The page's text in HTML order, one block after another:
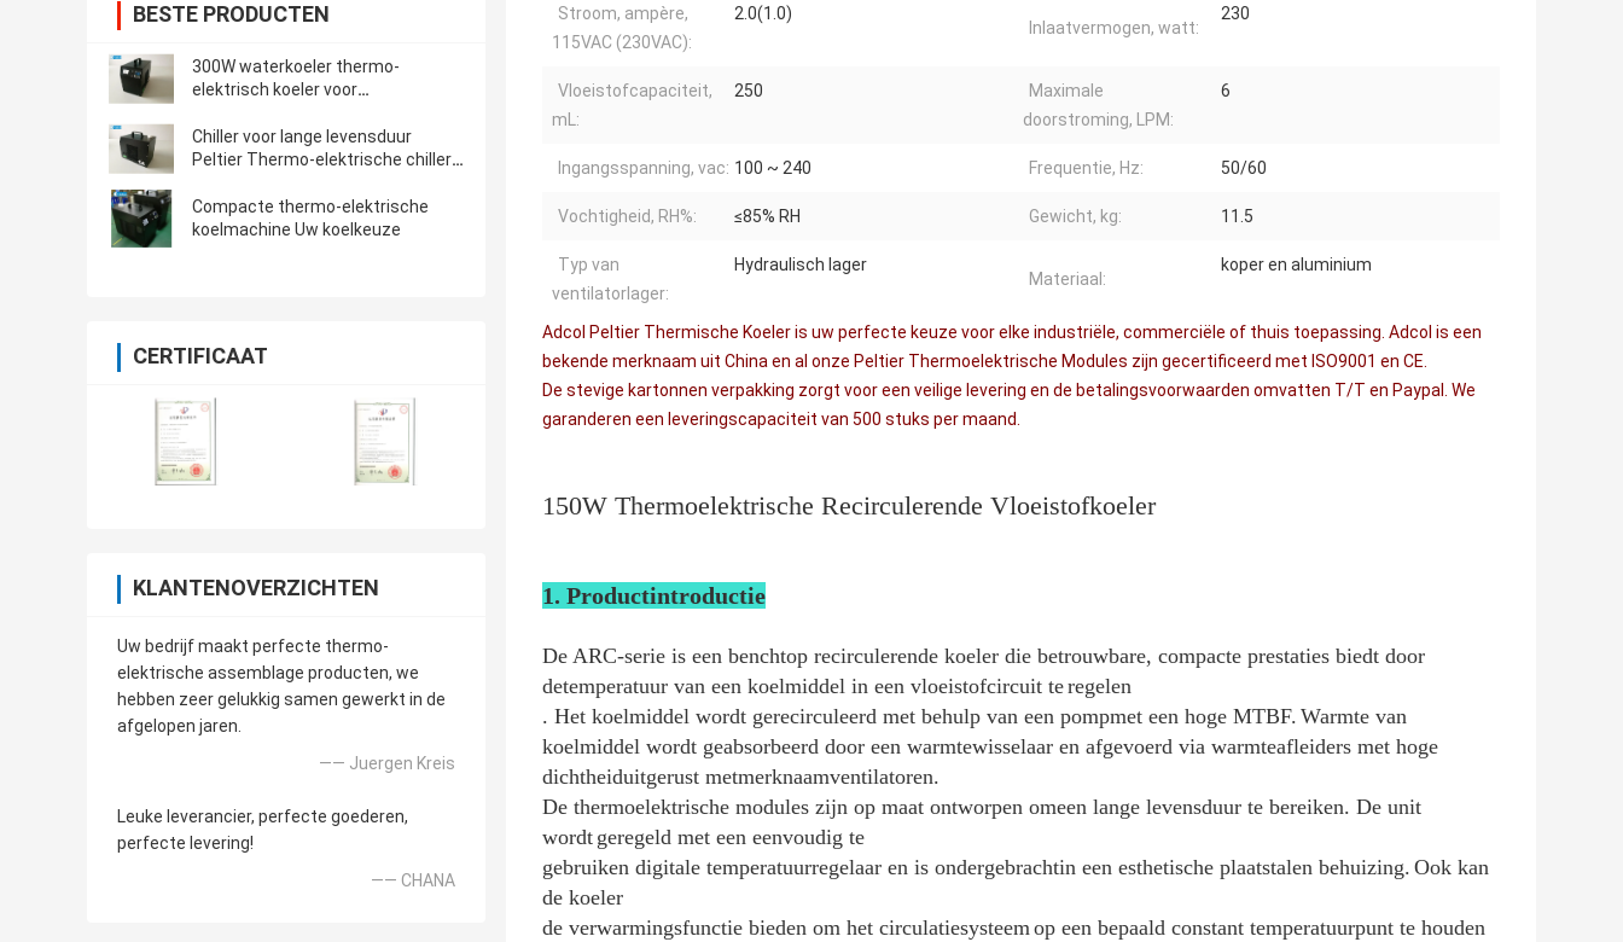
BESTE PRODUCTEN
300W waterkoeler thermo-
elektrisch koeler voor
Chiller voor lange levensduur
Peltier Thermo-elektrische chiller
Compacte thermo-elektrische
koelmachine Uw koelkeuze
CERTIFICAAT
KLANTENOVERZICHTEN
Uw bedrijf maakt perfecte thermo-
elektrische assemblage producten, we
hebben zeer gelukkig samen gewerkt in de
afgelopen jaren.
—— Juergen Kreis
Leuke leverancier, perfecte goederen,
perfecte levering!
—— CHANA
Stroom, ampère,
115VAC (230VAC):
2.0(1.0)
Inlaatvermogen, watt:
230
Vloeistofcapaciteit,
mL:
250
Maximale
doorstroming, LPM:
6
Ingangsspanning, vac: 100 ~ 240 Frequentie, Hz: 50/60
Vochtigheid, RH%: ≤85% RH Gewicht, kg: 11.5
Typ van
ventilatorlager:
Hydraulisch lager
Materiaal:
koper en aluminium
Adcol Peltier Thermische Koeler is uw perfecte keuze voor elke industriële, commerciële of thuis toepassing. Adcol is een
bekende merknaam uit China en al onze Peltier Thermoelektrische Modules zijn gecertificeerd met ISO9001 en CE.
De stevige kartonnen verpakking zorgt voor een veilige levering en de betalingsvoorwaarden omvatten T/T en Paypal. We
garanderen een leveringscapaciteit van 500 stuks per maand.
150W Thermoelektrische Recirculerende Vloeistofkoeler
1. Productintroductie
De ARC-serie is een benchtop recirculerende koeler die betrouwbare, compacte prestaties biedt door
detemperatuur van een koelmiddel in een vloeistofcircuit teregelen
. Het koelmiddel wordt gerecirculeerd met behulp van een pompmet een hoge MTBF. Warmte van
koelmiddel wordt geabsorbeerd door een warmtewisselaar en afgevoerd via warmteafleiders met hoge
dichtheiduitgerust metmerknaamventilatoren.
De thermoelektrische modules zijn op maat ontworpen omeen lange levensduur te bereiken. De unit
wordt geregeld met een eenvoudig te
gebruiken digitale temperatuurregelaar en is ondergebrachtin een esthetische plaatstalen behuizing. Ook kan
de koeler
de verwarmingsfunctie bieden om het circulatiesysteemop een bepaald constant temperatuurpunt te houden